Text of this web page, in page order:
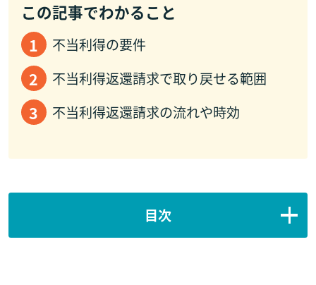
この記事でわかること
不当利得の要件
不当利得返還請求で取り戻せる範囲
不当利得返還請求の流れや時効
目次